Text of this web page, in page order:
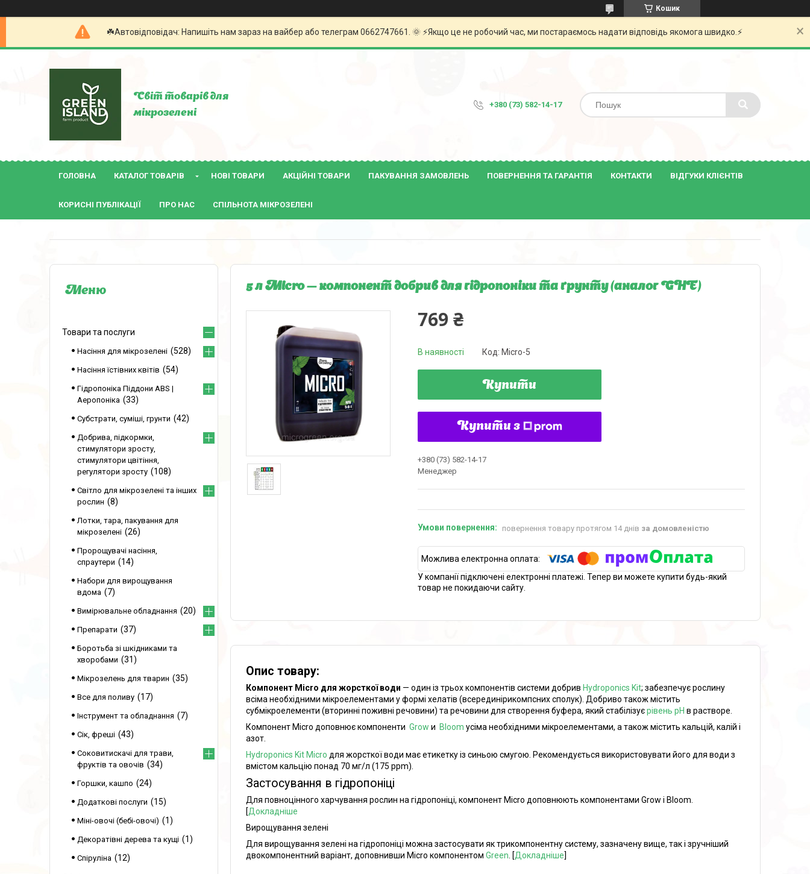
Кошик
☘️Автовідповідач: Напишіть нам зараз на вайбер або телеграм 0662747661. 🌞 ⚡️Якщо це не робочий час, ми постараємось надати відповідь якомога швидко.⚡️
Світ товарів для
мікрозелені
+380 (73) 582-14-17
ГОЛОВНА КАТАЛОГ ТОВАРІВ НОВІ ТОВАРИ АКЦІЙНІ ТОВАРИ ПАКУВАННЯ ЗАМОВЛЕНЬ ПОВЕРНЕННЯ ТА ГАРАНТІЯ КОНТАКТИ ВІДГУКИ КЛІЄНТІВ
КОРИСНІ ПУБЛІКАЦІЇ ПРО НАС СПІЛЬНОТА МІКРОЗЕЛЕНІ
5 л Micro — компонент добрив для гідропоніки та ґрунту (аналог GHE)
769 ₴
В наявності Код: Micro-5
Купити
Купити з
+380 (73) 582-14-17
Менеджер
повернення товару протягом 14 днів за домовленістю
У компанії підключені електронні платежі. Тепер ви можете купити будь-який
товар не покидаючи сайту.
Опис товару:
Компонент Micro для жорсткої води — один із трьох компонентів системи добрив Hydroponics Kit; забезпечує рослину
всіма необхідними мікроелементами у формі хелатів (всерединірикомпсних сполук). Добриво також містить
субмікроелементи (вторинні поживні речовини) та речовини для створення буфера, який стабілізуєрівень pH в растворе.
Компонент Micro доповнює компоненти Grow и Bloom усіма необхідними мікроелементами, а також містить кальцій, калій і
азот.
Hydroponics Kit Micro для жорсткої води має етикетку із синьою смугою. Рекомендується використовувати його для води з
вмістом кальцію понад 70 мг/л (175 ppm).
Застосування в гідропоніці
Для повноцінного харчування рослин на гідропоніці, компонент Micro доповнюють компонентами Grow і Bloom.
[Докладніше
Вирощування зелені
Для вирощування зелені на гідропоніці можна застосувати як трикомпонентну систему, зазначену вище, так і зручніший
двокомпонентний варіант, доповнивши Micro компонентом Green. [Докладніше]
Товари та послуги
Насіння для мікрозелені 528
Насіння їстівних квітів 54
Гідропоніка Піддони ABS |
Аеропоніка
33
Субстрати, суміші, грунти 42
Добрива, підкормки,
стимулятори зросту,
стимулятори цвітіння,
регулятори зросту
108
Світло для мікрозелені та інших
рослин
8
Лотки, тара, пакування для
мікрозелені
26
Пророщувачі насіння,
спраутери
14
Набори для вирощування
вдома
7
Вимірювальне обладнання 20
Препарати 37
Боротьба зі шкідниками та
хворобами
31
Мікрозелень для тварин 35
Все для поливу 17
Інструмент та обладнання 7
Сік, фреші 43
Соковитискачі для трави,
фруктів та овочів
34
Горшки, кашпо 24
Додаткові послуги 15
Міні-овочі (бебі-овочі) 1
Декоратівні дерева та кущі 1
Спіруліна 12